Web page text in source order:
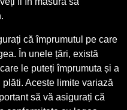
că împrumutul pe care
În unele țări, există
le puteți împrumuta și a
Aceste limite variază
să vă asigurați că